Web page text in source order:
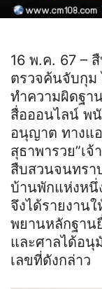
16 พ.ค. 67 –
ตรวจค้นจับกุม
ทำความผิดฐา
สื่อออนไลน์ พ
อนุญาต ทางแ
สุธาพารวย”เ
สืบสวนจนทรา
บ้านพักแห่งหนึ่
จึงได้รายงาน
พยานหลักฐาน
และศาลได้อนุ
เลขที่ดังกล่าว